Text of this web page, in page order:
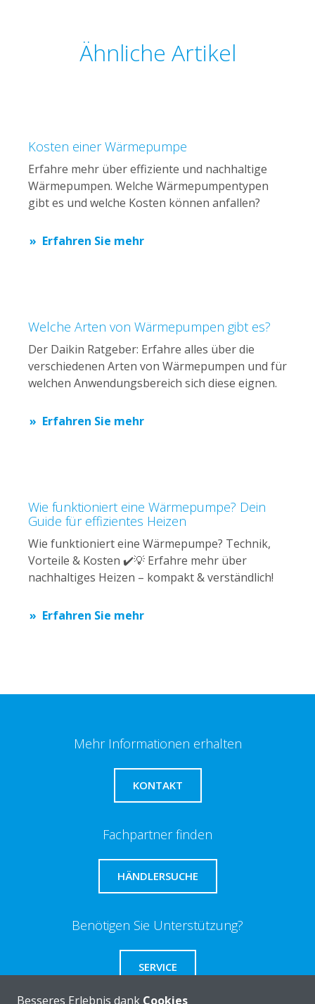
Ähnliche Artikel
Kosten einer Wärmepumpe
Erfahre mehr über effiziente und nachhaltige
Wärmepumpen. Welche Wärmepumpentypen
gibt es und welche Kosten können anfallen?
Erfahren Sie mehr
Welche Arten von Wärmepumpen gibt es?
Der Daikin Ratgeber: Erfahre alles über die
verschiedenen Arten von Wärmepumpen und für
welchen Anwendungsbereich sich diese eignen.
Erfahren Sie mehr
Wie funktioniert eine Wärmepumpe? Dein
Guide für effizientes Heizen
Wie funktioniert eine Wärmepumpe? Technik,
Vorteile & Kosten ✔️💡 Erfahre mehr über
nachhaltiges Heizen – kompakt & verständlich!
Erfahren Sie mehr
Mehr Informationen erhalten
KONTAKT
Fachpartner finden
HÄNDLERSUCHE
Benötigen Sie Unterstützung?
SERVICE
Besseres Erlebnis dank Cookies